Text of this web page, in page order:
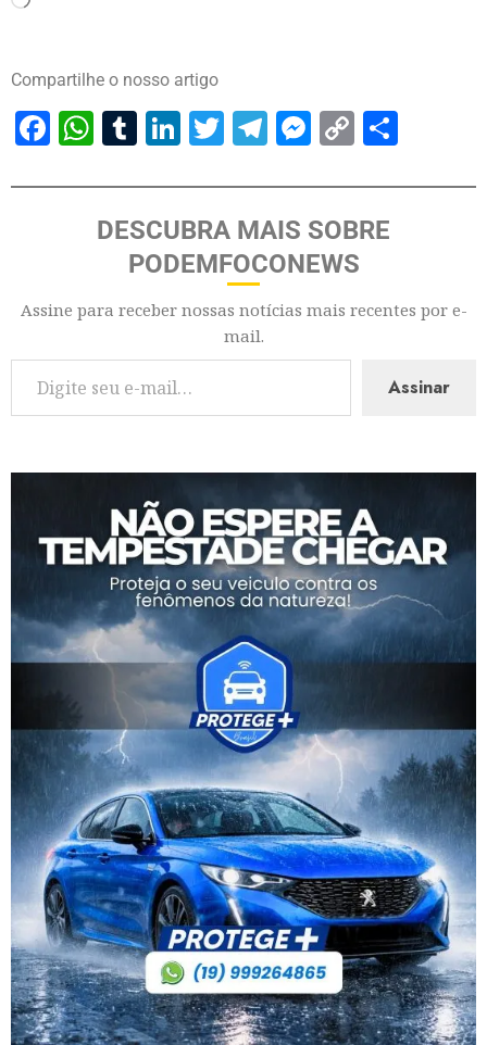
Compartilhe o nosso artigo
Facebook
WhatsApp
Tumblr
LinkedIn
Twitter
Telegram
Messenger
Copy
DESCUBRA MAIS SOBRE
PODEMFOCONEWS
Assine para receber nossas notícias mais recentes por e-
mail.
Assinar